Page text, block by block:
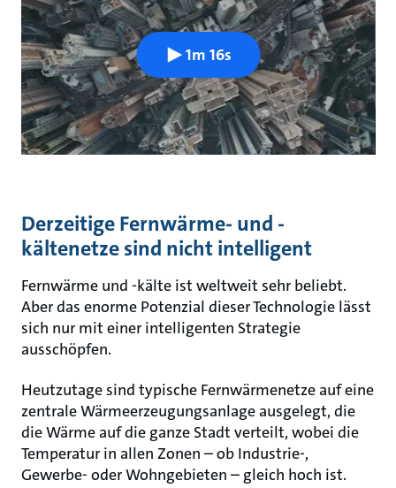
1m 16s
Derzeitige Fernwärme- und -
kältenetze sind nicht intelligent
Fernwärme und -kälte ist weltweit sehr beliebt.
Aber das enorme Potenzial dieser Technologie lässt
sich nur mit einer intelligenten Strategie
ausschöpfen.
Heutzutage sind typische Fernwärmenetze auf eine
zentrale Wärmeerzeugungsanlage ausgelegt, die
die Wärme auf die ganze Stadt verteilt, wobei die
Temperatur in allen Zonen – ob Industrie-,
Gewerbe- oder Wohngebieten – gleich hoch ist.